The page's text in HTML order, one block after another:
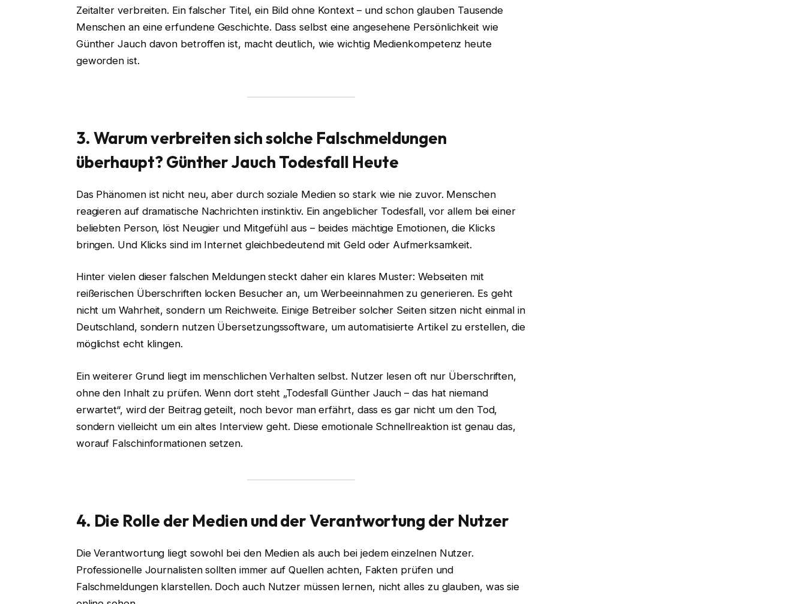
Zeitalter verbreiten. Ein falscher Titel, ein Bild ohne Kontext – und schon glauben Tausende
Menschen an eine erfundene Geschichte. Dass selbst eine angesehene Persönlichkeit wie
Günther Jauch davon betroffen ist, macht deutlich, wie wichtig Medienkompetenz heute
geworden ist.
3. Warum verbreiten sich solche Falschmeldungen
überhaupt? Günther Jauch Todesfall Heute
Das Phänomen ist nicht neu, aber durch soziale Medien so stark wie nie zuvor. Menschen
reagieren auf dramatische Nachrichten instinktiv. Ein angeblicher Todesfall, vor allem bei einer
beliebten Person, löst Neugier und Mitgefühl aus – beides mächtige Emotionen, die Klicks
bringen. Und Klicks sind im Internet gleichbedeutend mit Geld oder Aufmerksamkeit.
Hinter vielen dieser falschen Meldungen steckt daher ein klares Muster: Webseiten mit
reißerischen Überschriften locken Besucher an, um Werbeeinnahmen zu generieren. Es geht
nicht um Wahrheit, sondern um Reichweite. Einige Betreiber solcher Seiten sitzen nicht einmal in
Deutschland, sondern nutzen Übersetzungssoftware, um automatisierte Artikel zu erstellen, die
möglichst echt klingen.
Ein weiterer Grund liegt im menschlichen Verhalten selbst. Nutzer lesen oft nur Überschriften,
ohne den Inhalt zu prüfen. Wenn dort steht „Todesfall Günther Jauch – das hat niemand
erwartet“, wird der Beitrag geteilt, noch bevor man erfährt, dass es gar nicht um den Tod,
sondern vielleicht um ein altes Interview geht. Diese emotionale Schnellreaktion ist genau das,
worauf Falschinformationen setzen.
4. Die Rolle der Medien und der Verantwortung der Nutzer
Die Verantwortung liegt sowohl bei den Medien als auch bei jedem einzelnen Nutzer.
Professionelle Journalisten sollten immer auf Quellen achten, Fakten prüfen und
Falschmeldungen klarstellen. Doch auch Nutzer müssen lernen, nicht alles zu glauben, was sie